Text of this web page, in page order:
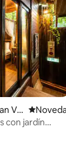
Vill Lugar
con jardín